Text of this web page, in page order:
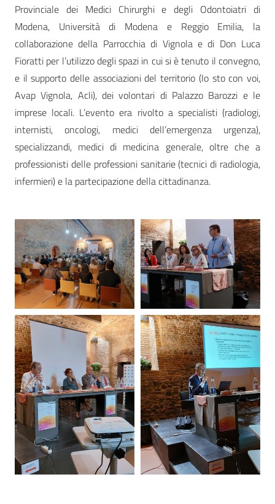
Provinciale dei Medici Chirurghi e degli Odontoiatri di
Modena, Università di Modena e Reggio Emilia, la
collaborazione della Parrocchia di Vignola e di Don Luca
Fioratti per l’utilizzo degli spazi in cui si è tenuto il convegno,
e il supporto delle associazioni del territorio (Io sto con voi,
Avap Vignola, Acli), dei volontari di Palazzo Barozzi e le
imprese locali. L’evento era rivolto a specialisti (radiologi,
internisti, oncologi, medici dell’emergenza urgenza),
specializzandi, medici di medicina generale, oltre che a
professionisti delle professioni sanitarie (tecnici di radiologia,
infermieri) e la partecipazione della cittadinanza.